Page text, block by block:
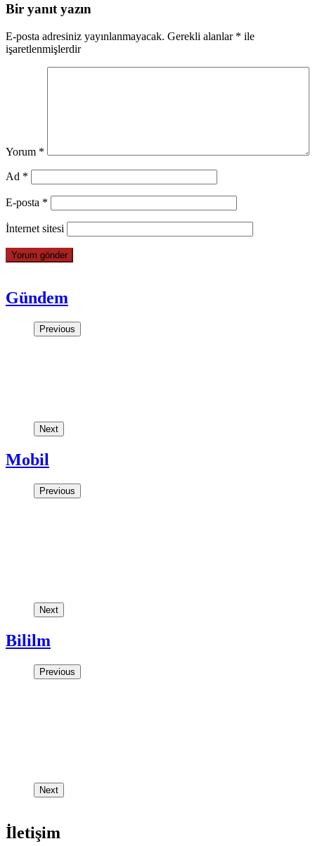
Bir yanıt yazın
E-posta adresiniz yayınlanmayacak. Gerekli alanlar * ile
işaretlenmişlerdir
Yorum *
Ad *
E-posta *
İnternet sitesi
Gündem
Previous
Next
Mobil
Previous
Next
Bililm
Previous
Next
İletişim